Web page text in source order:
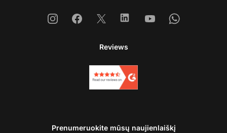
InstagramFacebook
X LinkedinYoutubeWhatsapp
Reviews
Prenumeruokite mūsų naujienlaiškį